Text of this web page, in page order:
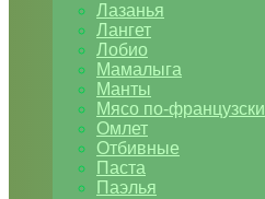
Лазанья
Лангет
Лобио
Мамалыга
Манты
Мясо по-французски
Омлет
Отбивные
Паста
Паэлья